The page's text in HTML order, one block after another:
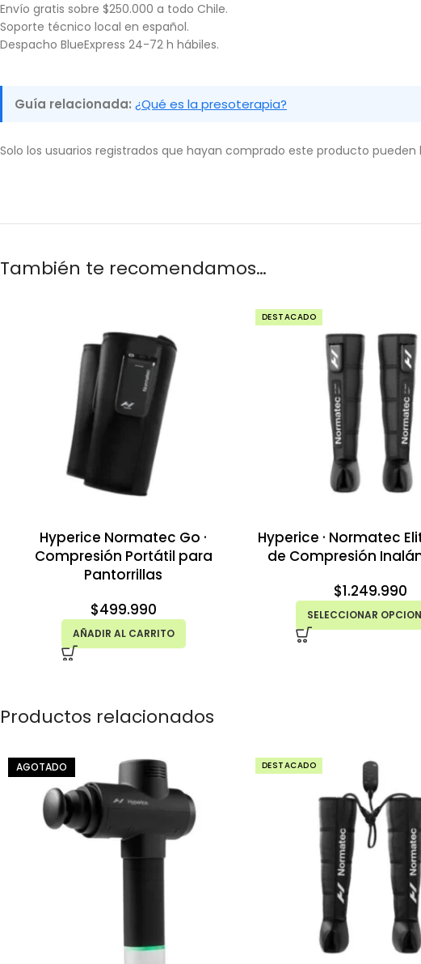
Envío gratis sobre $250.000 a todo Chile.
Soporte técnico local en español.
Despacho BlueExpress 24-72 h hábiles.
Guía relacionada: ¿Qué es la presoterapia?
Solo los usuarios registrados que hayan comprado este producto
También te recomendamos…
Hyperice Normatec Go ·
Compresión Portátil para
Pantorrillas
$499.990
AÑADIR AL CARRITO
DESTACADO
Hyperice · Normatec
de Compresión
$1.249.990
SELECCIONAR
Productos relacionados
AGOTADO DESTACADO